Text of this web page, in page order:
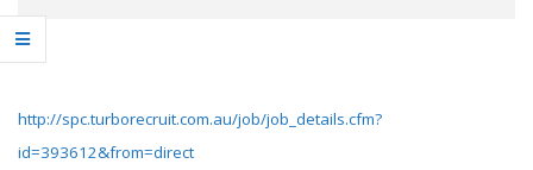
http://spc.turborecruit.com.au/job/job_details.cfm?
id=393612&from=direct